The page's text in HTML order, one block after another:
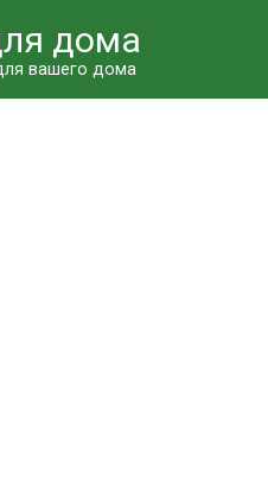
дома
вашего дома